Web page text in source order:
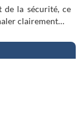
de la sécurité, ce
clairement…